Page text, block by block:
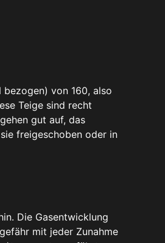
von 160, also
Teige sind recht
gut auf, das
freigeschoben oder in
Die Gasentwicklung
mit jeder Zunahme